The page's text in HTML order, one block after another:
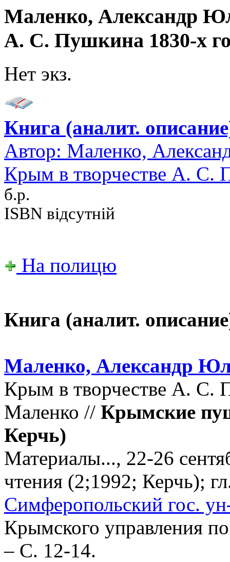
Маленко, Александр
А. С. Пушкина 1830-х
Нет экз.
Книга (аналит.
Автор: Маленко,
Крым в творчестве А. С.
б.р.
ISBN відсутній
На полицю
Книга (аналит.
Маленко, Александр
Крым в творчестве А.
Маленко // Крымские
Керчь)
Материалы..., 22-26
чтения (2;1992; Керчь);
Симферопольский гос.
Крымского управления
– С. 12-14.